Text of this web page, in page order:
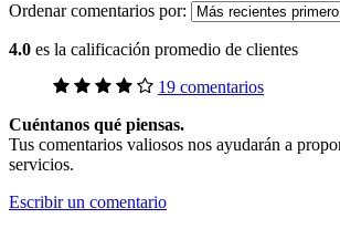
Ordenar comentarios por:
4.0 es la calificación promedio de clientes
19 comentarios
Cuéntanos qué piensas.
Tus comentarios valiosos nos ayudarán a
servicios.
Escribir un comentario